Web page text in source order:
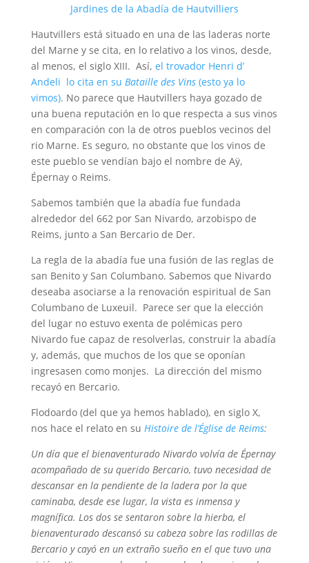
Jardines de la Abadía de Hautvilliers
Hautvillers está situado en una de las laderas norte
del Marne y se cita, en lo relativo a los vinos, desde,
al menos, el siglo XIII. Así, el trovador Henri d’
Andeli lo cita en su Bataille des Vins(esto ya lo
vimos). No parece que Hautvillers haya gozado de
una buena reputación en lo que respecta a sus vinos
en comparación con la de otros pueblos vecinos del
rio Marne. Es seguro, no obstante que los vinos de
este pueblo se vendían bajo el nombre de Aÿ,
Épernay o Reims.
Sabemos también que la abadía fue fundada
alrededor del 662 por San Nivardo, arzobispo de
Reims, junto a San Bercario de Der.
La regla de la abadía fue una fusión de las reglas de
san Benito y San Columbano. Sabemos que Nivardo
deseaba asociarse a la renovación espiritual de San
Columbano de Luxeuil. Parece ser que la elección
del lugar no estuvo exenta de polémicas pero
Nivardo fue capaz de resolverlas, construir la abadía
y, además, que muchos de los que se oponían
ingresasen como monjes. La dirección del mismo
recayó en Bercario.
Flodoardo (del que ya hemos hablado), en siglo X,
nos hace el relato en su Histoire de l’Église de Reims:
Un día que el bienaventurado Nivardo volvía de Épernay
acompañado de su querido Bercario, tuvo necesidad de
descansar en la pendiente de la ladera por la que
caminaba, desde ese lugar, la vista es inmensa y
magnífica. Los dos se sentaron sobre la hierba, el
bienaventurado descansó su cabeza sobre las rodillas de
Bercario y cayó en un extraño sueño en el que tuvo una